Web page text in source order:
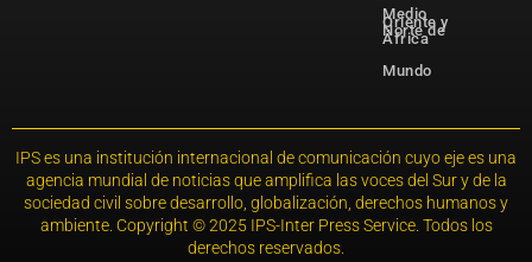
Medio
Oriente y
Norte de
África
Mundo
IPS es una institución internacional de comunicación cuyo eje es una
agencia mundial de noticias que amplifica las voces del Sur y de la
sociedad civil sobre desarrollo, globalización, derechos humanos y
ambiente. Copyright © 2025 IPS-Inter Press Service. Todos los
derechos reservados.